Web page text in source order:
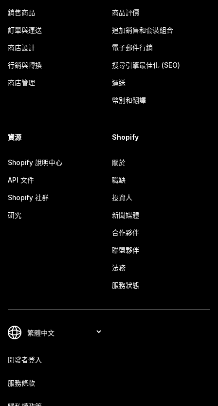
銷售商品
訂單與運送
商店設計
行銷與轉換
商店管理
商品評價
追加銷售和套裝組合
電子郵件行銷
搜尋引擎最佳化 (SEO)
運送
幣別和翻譯
資源
Shopify 說明中心
API 文件
Shopify 社群
研究
Shopify
關於
職缺
投資人
新聞媒體
合作夥伴
聯盟夥伴
法務
服務狀態
開發者登入
服務條款